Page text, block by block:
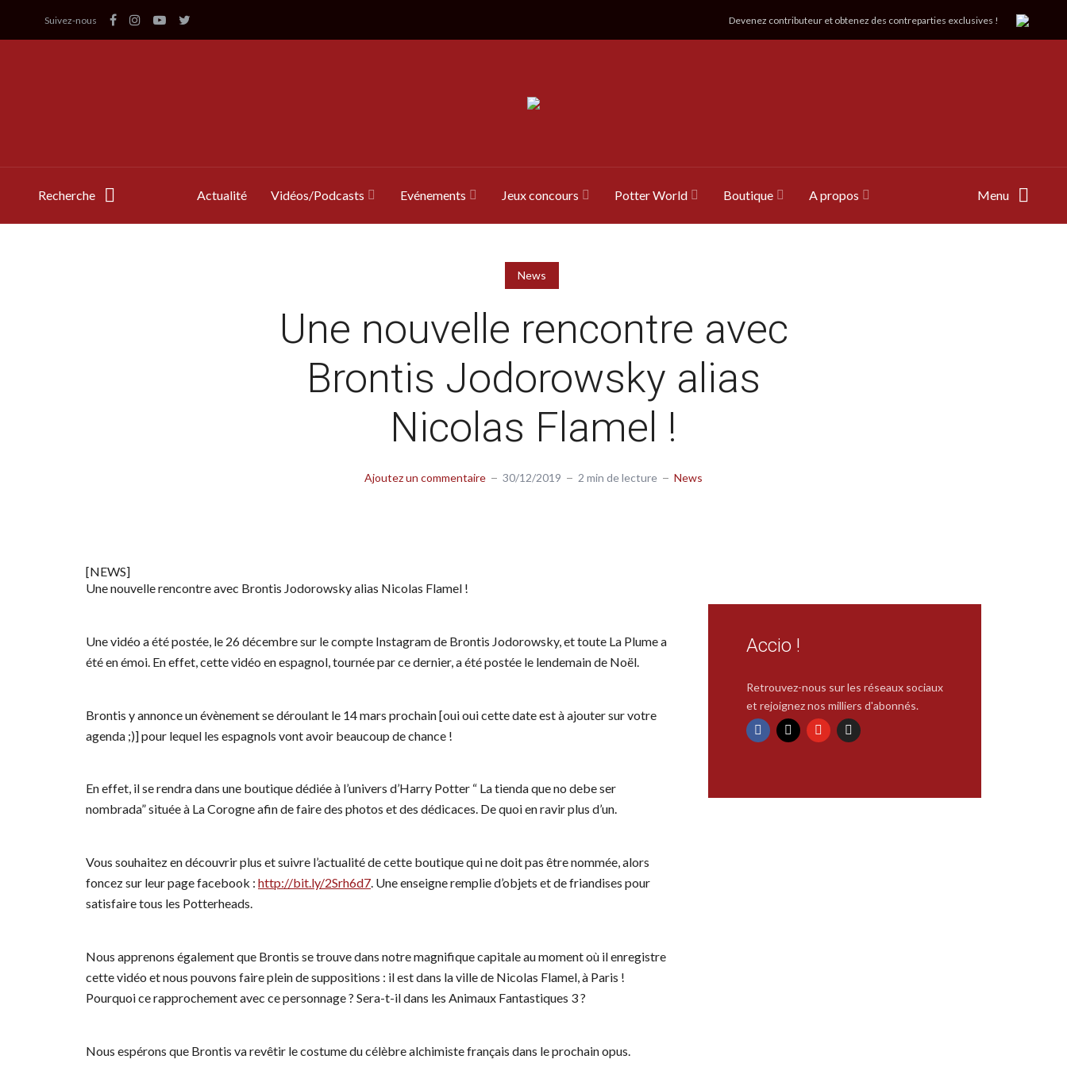
Suivez-nous Devenez contributeur et obtenez des contreparties exclusives !
Recherche Actualité Vidéos/Podcasts Evénements Jeux concours Potter World Boutique A propos Menu
News
Une nouvelle rencontre avec
Brontis Jodorowsky alias
Nicolas Flamel !
Ajoutez un commentaire 30/12/2019 2 min de lecture News
[NEWS]
Une nouvelle rencontre avec Brontis Jodorowsky alias Nicolas Flamel !
Une vidéo a été postée, le 26 décembre sur le compte Instagram de Brontis Jodorowsky, et toute La Plume a
été en émoi. En effet, cette vidéo en espagnol, tournée par ce dernier, a été postée le lendemain de Noël.
Brontis y annonce un évènement se déroulant le 14 mars prochain [oui oui cette date est à ajouter sur votre
agenda ;)] pour lequel les espagnols vont avoir beaucoup de chance !
En effet, il se rendra dans une boutique dédiée à l’univers d’Harry Potter “ La tienda que no debe ser
nombrada” située à La Corogne afin de faire des photos et des dédicaces. De quoi en ravir plus d’un.
Vous souhaitez en découvrir plus et suivre l’actualité de cette boutique qui ne doit pas être nommée, alors
foncez sur leur page facebook : http://bit.ly/2Srh6d7. Une enseigne remplie d’objets et de friandises pour
satisfaire tous les Potterheads.
Nous apprenons également que Brontis se trouve dans notre magnifique capitale au moment où il enregistre
cette vidéo et nous pouvons faire plein de suppositions : il est dans la ville de Nicolas Flamel, à Paris !
Pourquoi ce rapprochement avec ce personnage ? Sera-t-il dans les Animaux Fantastiques 3 ?
Nous espérons que Brontis va revêtir le costume du célèbre alchimiste français dans le prochain opus.
Accio !
Retrouvez-nous sur les réseaux sociaux
et rejoignez nos milliers d'abonnés.